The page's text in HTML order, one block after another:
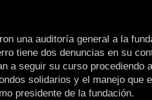
una auditoría general a la
tiene dos denuncias en su
a seguir su curso procediendo
solidarios y el manejo que
presidente de la fundación.